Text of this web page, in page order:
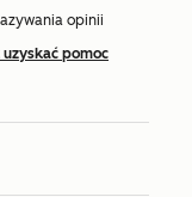
opinii
uzyskać pomoc